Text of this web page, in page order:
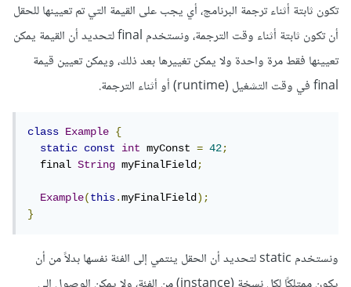
تكون ثابتة أثناء ترجمة البرنامج، أي يجب على القيمة التي تم تعيينها للحقل
أن تكون ثابتة أثناء وقت الترجمة، ونستخدم final لتحديد أن القيمة يمكن
تعيينها فقط مرة واحدة ولا يمكن تغييرها بعد ذلك، ويمكن تعيين قيمة
final في وقت التشغيل (runtime) أو أثناء الترجمة.
class Example
{
static
const int myConst = 42;
  final
String myFinalField;
Example(this.myFinalField);
}
ونستخدم static لتحديد أن الحقل ينتمي إلى الفئة نفسها بدلاً من أن